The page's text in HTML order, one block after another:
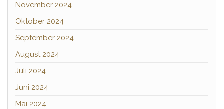
November 2024
Oktober 2024
September 2024
August 2024
Juli 2024
Juni 2024
Mai 2024